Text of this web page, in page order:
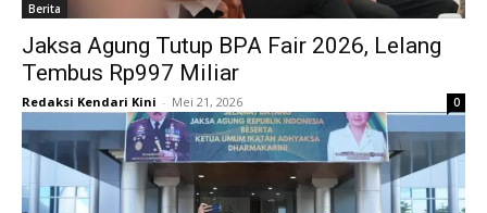
Berita
Jaksa Agung Tutup BPA Fair 2026, Lelang
Tembus Rp997 Miliar
Redaksi Kendari Kini - Mei 21, 2026 0